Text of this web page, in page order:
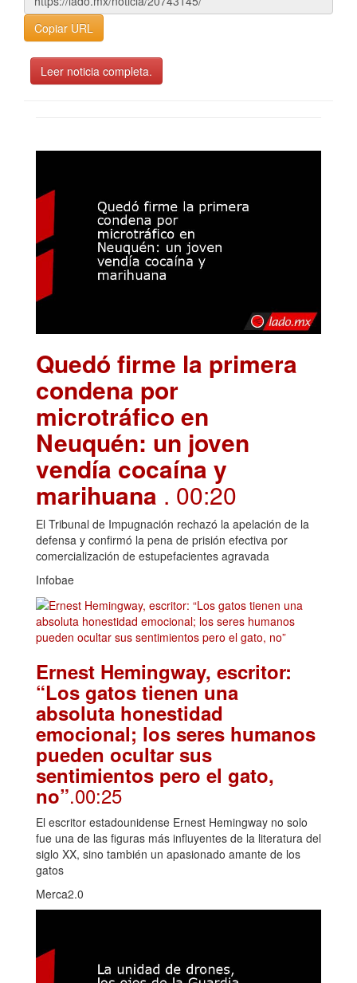
Copiar URL
Leer noticia completa.
Quedó firme la primera
condena por
microtráfico en
Neuquén: un joven
vendía cocaína y
marihuana . 00:20
El Tribunal de Impugnación rechazó la apelación de la
defensa y confirmó la pena de prisión efectiva por
comercialización de estupefacientes agravada
Infobae
Ernest Hemingway, escritor:
“Los gatos tienen una
absoluta honestidad
emocional; los seres humanos
pueden ocultar sus
sentimientos pero el gato,
no”.00:25
El escritor estadounidense Ernest Hemingway no solo
fue una de las figuras más influyentes de la literatura del
siglo XX, sino también un apasionado amante de los
gatos
Merca2.0